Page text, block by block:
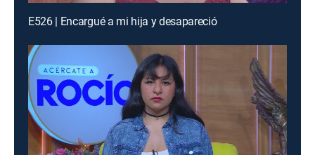
E526 | Encargué a mi hija y desapareció